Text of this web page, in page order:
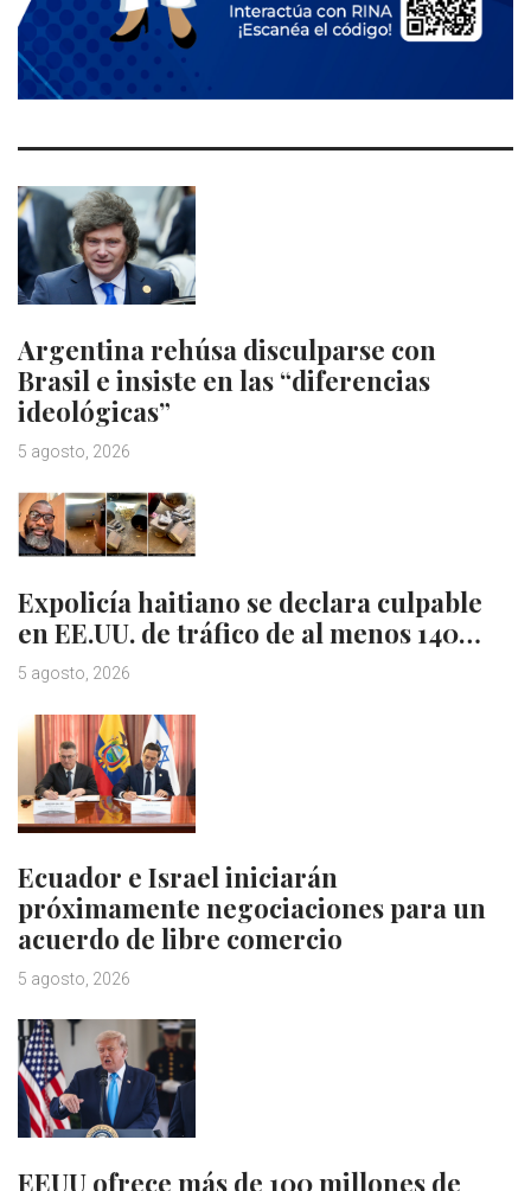
Argentina rehúsa disculparse con
Brasil e insiste en las “diferencias
ideológicas”
5 agosto, 2026
Expolicía haitiano se declara culpable
en EE.UU. de tráfico de al menos 140…
5 agosto, 2026
Ecuador e Israel iniciarán
próximamente negociaciones para un
acuerdo de libre comercio
5 agosto, 2026
EEUU ofrece más de 100 millones de